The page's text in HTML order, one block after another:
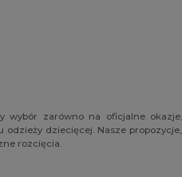
wybór zarówno na oficjalne
odzieży dziecięcej. Nasze
rozcięcia.